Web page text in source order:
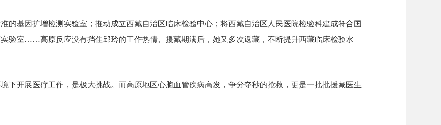
的基因扩增检测实验室；推动成立西藏自治区临床检验中心；将西藏自治区人民医院检验科建成符合国
实验室……高原反应没有挡住邱玲的工作热情。援藏期满后，她又多次返藏，不断提升西藏临床检验水
下开展医疗工作，是极大挑战。而高原地区心脑血管疾病高发，争分夺秒的抢救，更是一批批援藏医生